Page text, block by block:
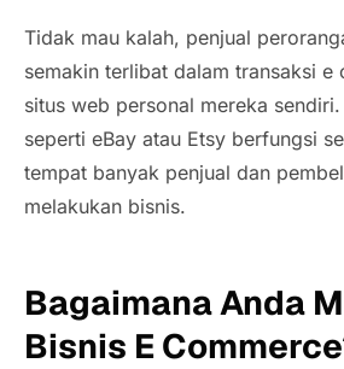
Tidak mau kalah, penjual
semakin terlibat dalam transaksi e
situs web personal mereka
seperti eBay atau Etsy berfungsi
tempat banyak penjual dan
melakukan bisnis.
Bagaimana Anda
Bisnis E